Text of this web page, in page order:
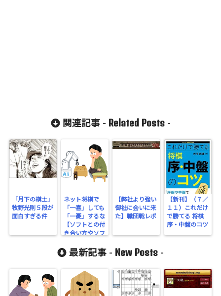
関連記事 - Related Posts-
「月下の棋士」
牧野光則５段が
面白すぎる件
ネット将棋で
「一喜」しても
「一憂」するな
【ソフトとの付
き合い方やソフ
【弊社より強い
御社に会いに来
た】職団戦レポ
【新刊】（７／
１１）これだけ
で勝てる 将棋
序・中盤のコツ
最新記事 - New Posts -